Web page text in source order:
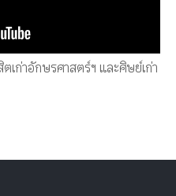
ก่าอักษรศาสตร์ฯ และศิษย์เก่า